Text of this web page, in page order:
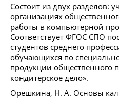
Состоит из двух разделов:
организациях
работы в компьютерной
Соответствует ФГОС СПО
студентов среднего
обучающихся по
продукции общественного
кондитерское дело».
Орешкина, Н. А. Основы